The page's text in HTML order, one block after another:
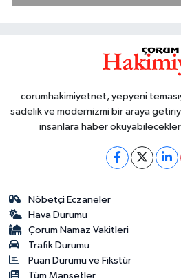
corumhakimiyetnet, yepyeni
sadelik ve modernizmi bir araya
insanlara haber
Nöbetçi Eczaneler
Hava Durumu
Çorum Namaz Vakitleri
Trafik Durumu
Puan Durumu ve Fikstür
Tüm Manşetler